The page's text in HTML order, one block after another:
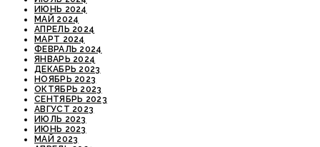
ИЮНЬ 2024
МАЙ 2024
АПРЕЛЬ 2024
МАРТ 2024
ФЕВРАЛЬ 2024
ЯНВАРЬ 2024
ДЕКАБРЬ 2023
НОЯБРЬ 2023
ОКТЯБРЬ 2023
СЕНТЯБРЬ 2023
АВГУСТ 2023
ИЮЛЬ 2023
ИЮНЬ 2023
МАЙ 2023